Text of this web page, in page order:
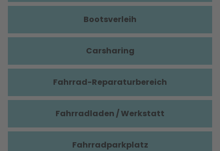
Bootsverleih
Carsharing
Fahrrad-Reparaturbereich
Fahrradladen / Werkstatt
Fahrradparkplatz